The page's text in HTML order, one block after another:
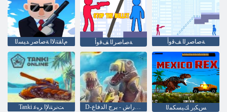
ﻡﺎﻘﺘﻧﻻ ﺍ ﺔﺻﺎﺻﺭ ﺪﻴﺴﻟﺍ ﺔﺻﺎﺻﺮﻟﺍ ﻒﻗﻭﺃ ﺔﺻﺎﺻﺮﻟﺍ ﻒﻗﻭﺃ
Tanki ﺖﻧﺮﺘﻧﻹ ﺍ ﺮﺒﻋ D-يوم: راش - برج الدفاع
ﺲﻜﻳﺭ ﻚﻴﺴﻜﻤﻟﺍ